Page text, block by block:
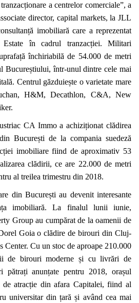
a centrelor comerciale”, a
director, capital markets, la JLL
imobiliară care a reprezentat
în cadrul tranzacției. Militari
închiriabilă de 54.000 de metri
Bucureștiului, într-unul dintre cele mai
Centrul găzduiește o varietate mare
H&M, Decathlon, C&A, New
CA Immo a achiziționat clădirea
București de la compania suedeză
imobiliare fiind de aproximativ 53
clădirii, ce are 22.000 de metri
al treilea trimestru din 2018.
din București au devenit interesante
imobiliară. La finalul lunii iunie,
Group au cumpărat de la oamenii de
Goia o clădire de birouri din Cluj-
Center. Cu un stoc de aproape 210.000
de birouri moderne și cu livrări de
pătrați anunțate pentru 2018, orașul
de atracție din afara Capitalei, fiind al
universitar din țară și având cea mai